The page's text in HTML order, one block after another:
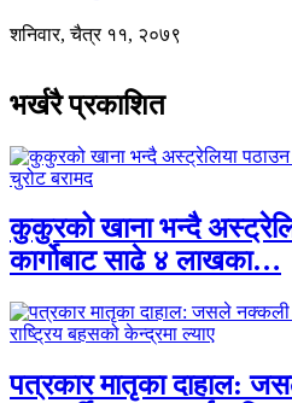
शनिवार, चैत्र ११, २०७९
भर्खरै प्रकाशित
कुकुरको खाना भन्दै
कार्गोबाट साढे ४ लाखका…
पत्रकार मातृका दाहाल: